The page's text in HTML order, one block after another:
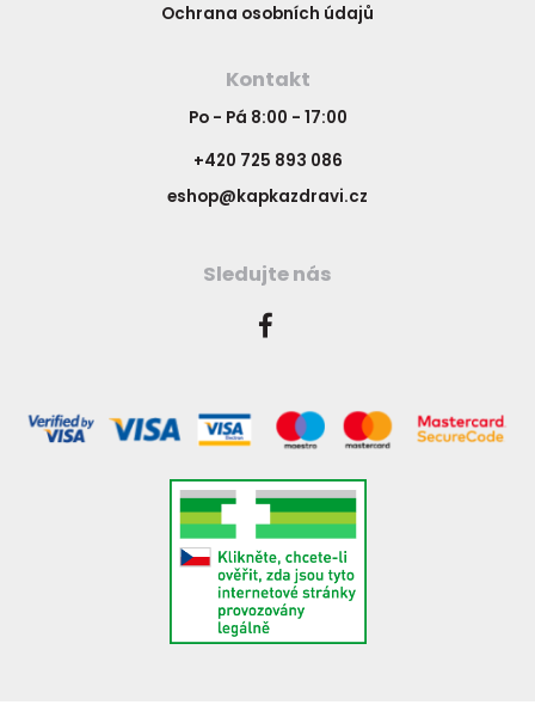
Ochrana osobních údajů
Kontakt
Po - Pá 8:00 - 17:00
+420 725 893 086
eshop@kapkazdravi.cz
Sledujte nás